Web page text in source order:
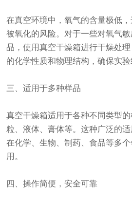
在真空环境中，氧气的含量极低
被氧化的风险。对于一些对氧气
品，使用真空干燥箱进行干燥处
的化学性质和物理结构，确保实验
三、适用于多种样品
真空干燥箱适用于各种不同类型
粒、液体、膏体等。这种广泛的
在化学、生物、制药、食品等多
用。
四、操作简便，安全可靠